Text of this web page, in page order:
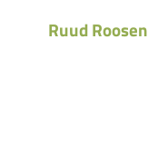
Ruud Roosen